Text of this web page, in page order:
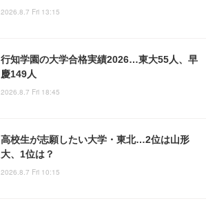
2026.8.7 Fri 13:15
行知学園の大学合格実績2026…東大55人、早
慶149人
2026.8.7 Fri 18:45
高校生が志願したい大学・東北…2位は山形
大、1位は？
2026.8.7 Fri 10:15